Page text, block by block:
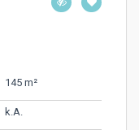
145 m²
k.A.